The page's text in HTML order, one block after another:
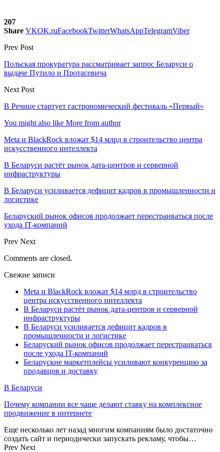
207
Share VKOK.ruFacebookTwitterWhatsAppTelegramViber
Prev Post
Польская прокуратура рассматривает запрос Беларуси о
выдаче Путило и Протасевича
Next Post
В Речице стартует гастрономический фестиваль «Первый»
You might also like More from author
Meta и BlackRock вложат $14 млрд в строительство центра
искусственного интеллекта
В Беларуси растёт рынок дата-центров и серверной
инфраструктуры
В Беларуси усиливается дефицит кадров в промышленности и
логистике
Беларуский рынок офисов продолжает перестраиваться после
ухода IT-компаний
Prev Next
Comments are closed.
Свежие записи
Meta и BlackRock вложат $14 млрд в строительство
центра искусственного интеллекта
В Беларуси растёт рынок дата-центров и серверной
инфраструктуры
В Беларуси усиливается дефицит кадров в
промышленности и логистике
Беларуский рынок офисов продолжает перестраиваться
после ухода IT-компаний
Беларуские маркетплейсы усиливают конкуренцию за
продавцов и доставку
В Беларуси
Почему компании все чаще делают ставку на комплексное
продвижение в интернете
Еще несколько лет назад многим компаниям было достаточно
создать сайт и периодически запускать рекламу, чтобы…
Prev Next